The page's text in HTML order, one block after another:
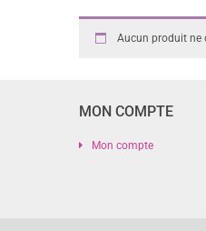
Aucun produit ne
MON COMPTE
Mon compte